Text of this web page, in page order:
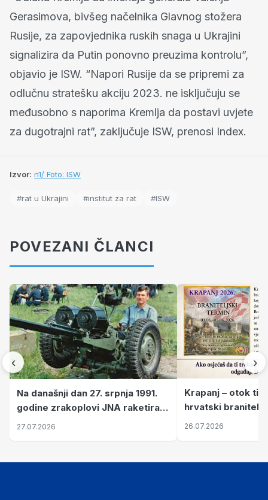
Gerasimova, bivšeg načelnika Glavnog stožera
Rusije, za zapovjednika ruskih snaga u Ukrajini
signalizira da Putin ponovno preuzima kontrolu”,
objavio je ISW. “Napori Rusije da se pripremi za
odlučnu stratešku akciju 2023. ne isključuju se
međusobno s naporima Kremlja da postavi uvjete
za dugotrajni rat”, zaključuje ISW, prenosi Index.
Izvor: n1/ Foto: ISW
#rat u Ukrajini #institut za rat #ISW
POVEZANI ČLANCI
‹
Na današnji dan 27. srpnja 1991.
godine zrakoplovi JNA raketirali
su vojarnu i obučni centar "Nikola
27.07.2026
Krapanj – otok
hrvatski branitelji
pronalaze mir
26.07.2026
›